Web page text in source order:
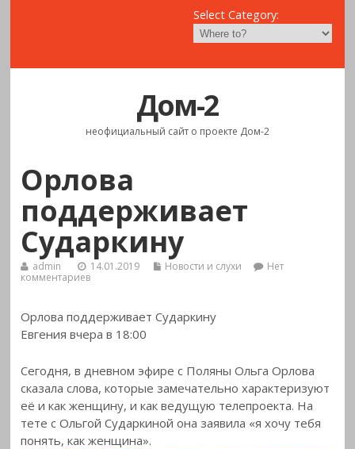
Select Category:
Дом-2
неофициальный сайт о проекте Дом-2
Орлова
поддерживает
Сударкину
admin 14.01.2019 Новости и слухи
Нет
комментариев
Орлова поддерживает Сударкину
Евгения вчера в 18:00
Сегодня, в дневном эфире с Поляны Ольга Орлова
сказала слова, которые замечательнохарактеризуют
её и как женщину, и как ведущую телепроекта. На
тете с Ольгой Сударкиной она заявила «я хочу тебя
понять, как женщина».